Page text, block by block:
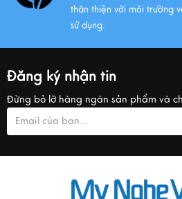
thân thiện với môi trường
sử dụng.
Đăng ký nhận tin
Đừng bỏ lỡ hàng ngàn sản phẩm và